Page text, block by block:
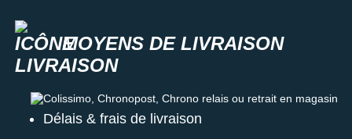
MOYENS DE LIVRAISON
Colissimo, Chronopost, Chrono relais ou retrait en magasin
Délais & frais de livraison